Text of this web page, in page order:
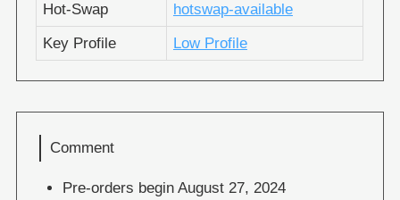
Hot-Swap
hotswap-available
Key Profile
Low Profile
Comment
Pre-orders begin August 27, 2024